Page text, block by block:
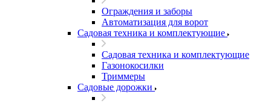
Ограждения и заборы
Автоматизация для ворот
Садовая техника и комплектующие
Садовая техника и комплектующие
Газонокосилки
Триммеры
Садовые дорожки